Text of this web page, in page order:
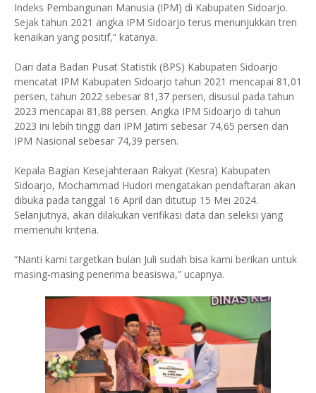
Indeks Pembangunan Manusia (IPM) di Kabupaten Sidoarjo.
Sejak tahun 2021 angka IPM Sidoarjo terus menunjukkan tren
kenaikan yang positif,” katanya.
Dari data Badan Pusat Statistik (BPS) Kabupaten Sidoarjo
mencatat IPM Kabupaten Sidoarjo tahun 2021 mencapai 81,01
persen, tahun 2022 sebesar 81,37 persen, disusul pada tahun
2023 mencapai 81,88 persen. Angka IPM Sidoarjo di tahun
2023 ini lebih tinggi dari IPM Jatim sebesar 74,65 persen dan
IPM Nasional sebesar 74,39 persen.
Kepala Bagian Kesejahteraan Rakyat (Kesra) Kabupaten
Sidoarjo, Mochammad Hudori mengatakan pendaftaran akan
dibuka pada tanggal 16 April dan ditutup 15 Mei 2024.
Selanjutnya, akan dilakukan verifikasi data dan seleksi yang
memenuhi kriteria.
“Nanti kami targetkan bulan Juli sudah bisa kami berikan untuk
masing-masing penerima beasiswa,” ucapnya.